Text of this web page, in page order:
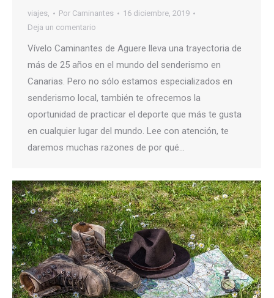
viajes, Por Caminantes
16 diciembre, 2019
Deja un comentario
Vívelo Caminantes de Aguere lleva una trayectoria de
más de 25 años en el mundo del senderismo en
Canarias. Pero no sólo estamos especializados en
senderismo local, también te ofrecemos la
oportunidad de practicar el deporte que más te gusta
en cualquier lugar del mundo. Lee con atención, te
daremos muchas razones de por qué…